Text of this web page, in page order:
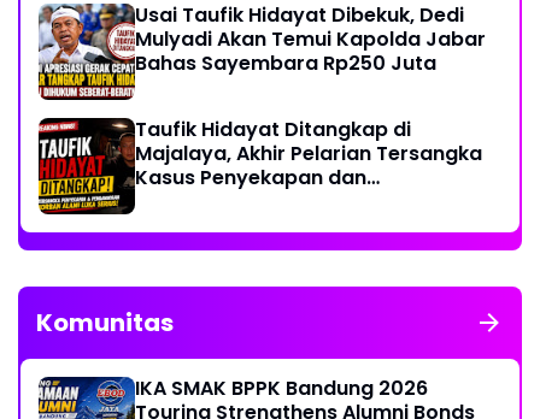
Usai Taufik Hidayat Dibekuk, Dedi
Mulyadi Akan Temui Kapolda Jabar
Bahas Sayembara Rp250 Juta
Taufik Hidayat Ditangkap di
Majalaya, Akhir Pelarian Tersangka
Kasus Penyekapan dan
Komunitas
IKA SMAK BPPK Bandung 2026
Touring Strengthens Alumni Bonds